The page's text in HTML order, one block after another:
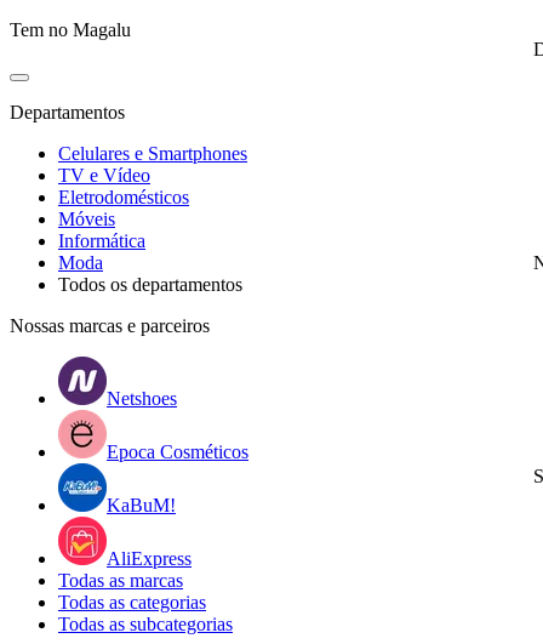
Tem no Magalu
Departamentos
Celulares e Smartphones
TV e Vídeo
Eletrodomésticos
Móveis
Informática
Moda
Todos os departamentos
Nossas marcas e parceiros
Netshoes
Epoca Cosméticos
KaBuM!
AliExpress
Todas as marcas
Todas as categorias
Todas as subcategorias